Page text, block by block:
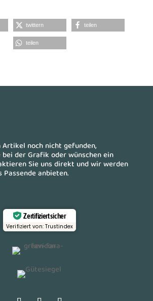
twittern teilen
teilen
Artikel noch nicht gefunden,
der Grafik oder wünschen ein
Sie uns direkt und wir werden
Passende anbieten.
Zertifiziert sicher
Verifiziert von: Trustindex